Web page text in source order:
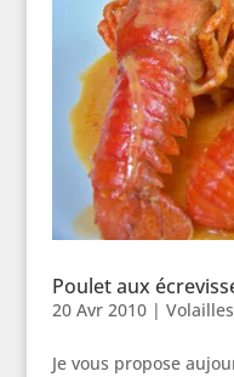
Poulet aux
20 Avr 2010| Volailles
Je vous propose